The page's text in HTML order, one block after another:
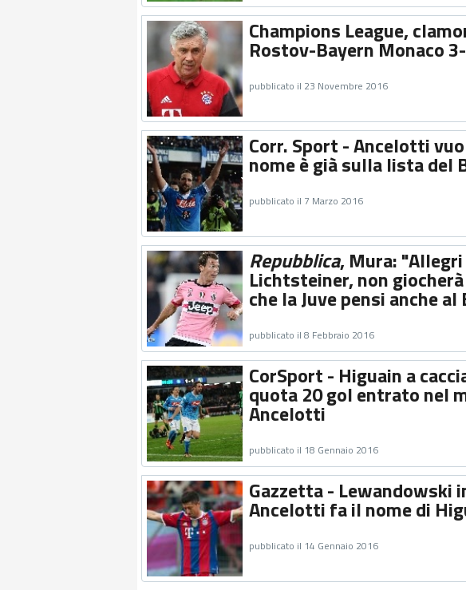
Champions League,
Rostov-Bayern Monaco
pubblicato il 23 Novembre 2016
Corr. Sport - Ancelotti
nome è già sulla lista del
pubblicato il 7 Marzo 2016
Repubblica, Mura:
Lichtsteiner, non
che la Juve pensi anche al
pubblicato il 8 Febbraio 2016
CorSport - Higuain a
quota 20 gol entrato nel
Ancelotti
pubblicato il 18 Gennaio 2016
Gazzetta - Lewandowski
Ancelotti fa il nome di
pubblicato il 14 Gennaio 2016